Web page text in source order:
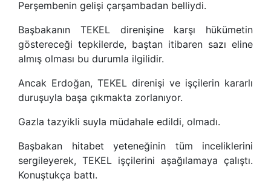
Perşembenin gelişi çarşambadan belliydi.
Başbakanın TEKEL direnişine karşı hükümetin
göstereceği tepkilerde, baştan itibaren sazı eline
almış olması bu durumla ilgilidir.
Ancak Erdoğan, TEKEL direnişi ve işçilerin kararlı
duruşuyla başa çıkmakta zorlanıyor.
Gazla tazyikli suyla müdahale edildi, olmadı.
Başbakan hitabet yeteneğinin tüm inceliklerini
sergileyerek, TEKEL işçilerini aşağılamaya çalıştı.
Konuştukça battı.